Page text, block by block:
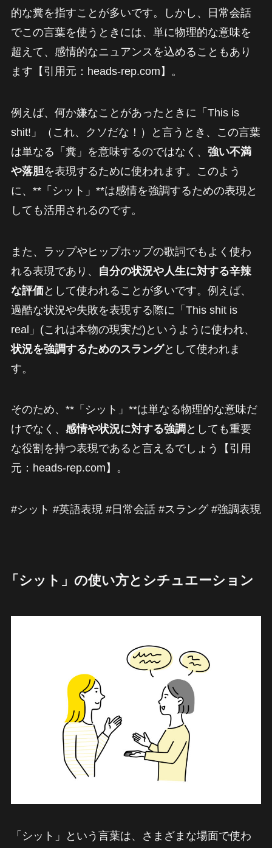
的な糞を指すことが多いです。しかし、日常会話
でこの言葉を使うときには、単に物理的な意味を
超えて、感情的なニュアンスを込めることもあり
ます【引用元：heads-rep.com】。
例えば、何か嫌なことがあったときに「This is
shit!」（これ、クソだな！）と言うとき、この言葉
は単なる「糞」を意味するのではなく、 強い不満
や落胆を表現するために使われます。このよう
に、**「シット」**は感情を強調するための表現と
しても活用されるのです。
また、ラップやヒップホップの歌詞でもよく使わ
れる表現であり、
自分の状況や人生に対する辛辣
な評価として使われることが多いです。例えば、
過酷な状況や失敗を表現する際に「This shit is
real」(これは本物の現実だ)というように使われ、
状況を強調するためのスラングとして使われま
す。
そのため、**「シット」**は単なる物理的な意味だ
けでなく、 感情や状況に対する強調 としても重要
な役割を持つ表現であると言えるでしょう【引用
元：heads-rep.com】。
#シット #英語表現 #日常会話 #スラング #強調表現
「シット」の使い方とシチュエーション
「シット」という言葉は、さまざまな場面で使わ